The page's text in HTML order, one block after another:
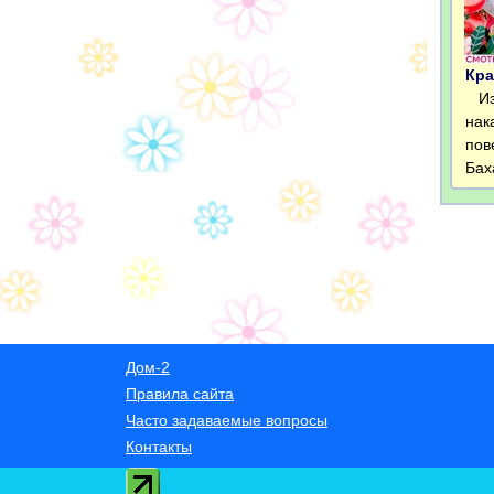
Дом-2
Правила сайта
Часто задаваемые вопросы
Контакты